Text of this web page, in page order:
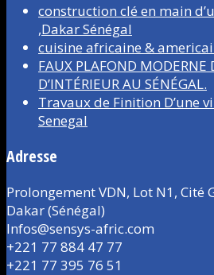
construction clé en main
,Dakar Sénégal
cuisine africaine &
FAUX PLAFOND MODERNE
D’INTÉRIEUR AU SÉNÉGAL.
Travaux de Finition D’une
Senegal
Adresse
Prolongement VDN, Lot N1, Cité
Dakar (Sénégal)
Infos@sensys-afric.com
+221 77 884 47 77
+221 77 395 76 51